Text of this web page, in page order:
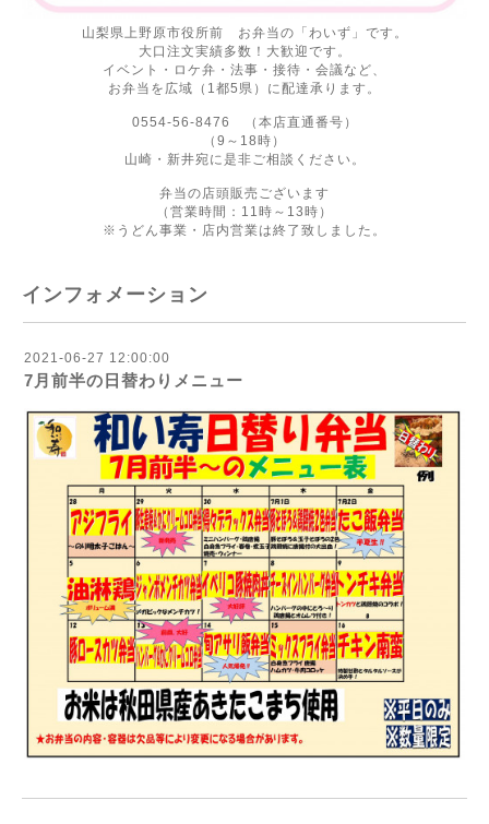
山梨県上野原市役所前 お弁当の「わいず」です。
大口注文実績多数！大歓迎です。
イベント・ロケ弁・法事・接待・会議など、
お弁当を広域（1都5県）に配達承ります。
0554-56-8476 （本店直通番号）
（9～18時）
山崎・新井宛に是非ご相談ください。
弁当の店頭販売ございます
（営業時間：11時～13時）
※うどん事業・店内営業は終了致しました。
インフォメーション
2021-06-27 12:00:00
7月前半の日替わりメニュー